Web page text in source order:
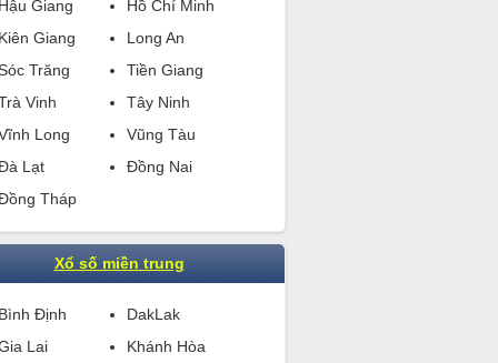
Giang
Hồ Chí Minh
Giang
Long An
Trăng
Tiền Giang
Vinh
Tây Ninh
Long
Vũng Tàu
Lạt
Đồng Nai
Tháp
Xổ số miền trung
Định
DakLak
Lai
Khánh Hòa